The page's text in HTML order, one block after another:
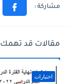
مقالات قد تهمك
اختبارات